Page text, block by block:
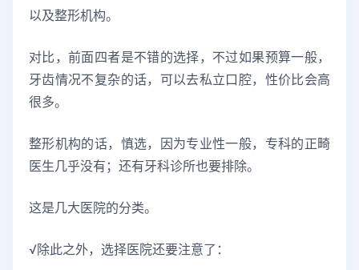
以及整形机构。
对比，前面四者是不错的选择，不过如果预算一般，
牙齿情况不复杂的话，可以去私立口腔，性价比会高
很多。
整形机构的话，慎选，因为专业性一般，专科的正畸
医生几乎没有；还有牙科诊所也要排除。
这是几大医院的分类。
√除此之外，选择医院还要注意了：